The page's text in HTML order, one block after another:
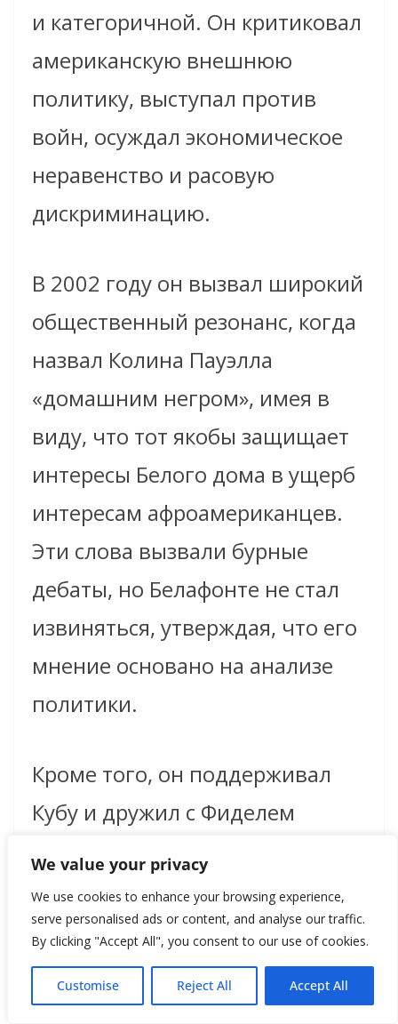
We value your privacy
We use cookies to enhance your browsing experience,
serve personalised ads or content, and analyse our traffic.
By clicking "Accept All", you consent to our use of cookies.
Customise Reject All Accept All
и категоричной. Он критиковал
американскую внешнюю
политику, выступал против
войн, осуждал экономическое
неравенство и расовую
дискриминацию.
В 2002 году он вызвал широкий
общественный резонанс, когда
назвал Колина Пауэлла
«домашним негром», имея в
виду, что тот якобы защищает
интересы Белого дома в ущерб
интересам афроамериканцев.
Эти слова вызвали бурные
дебаты, но Белафонте не стал
извиняться, утверждая, что его
мнение основано на анализе
политики.
Кроме того, он поддерживал
Кубу и дружил с Фиделем
Кастро, за что подвергался
критике со стороны
правительства США. Он
открыто осуждал санкции
против Кубы, утверждая, что